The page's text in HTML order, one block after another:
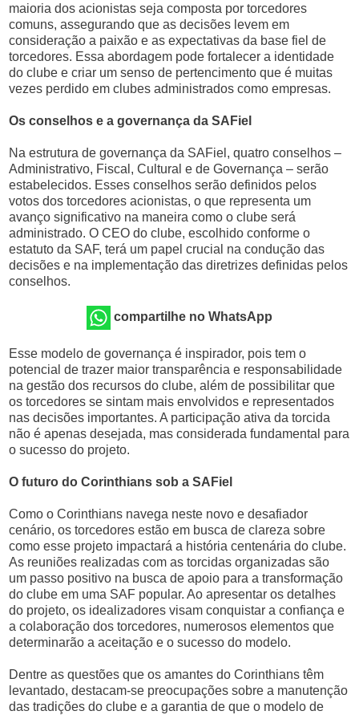
maioria dos acionistas seja composta por torcedores
comuns, assegurando que as decisões levem em
consideração a paixão e as expectativas da base fiel de
torcedores. Essa abordagem pode fortalecer a identidade
do clube e criar um senso de pertencimento que é muitas
vezes perdido em clubes administrados como empresas.
Os conselhos e a governança da SAFiel
Na estrutura de governança da SAFiel, quatro conselhos –
Administrativo, Fiscal, Cultural e de Governança – serão
estabelecidos. Esses conselhos serão definidos pelos
votos dos torcedores acionistas, o que representa um
avanço significativo na maneira como o clube será
administrado. O CEO do clube, escolhido conforme o
estatuto da SAF, terá um papel crucial na condução das
decisões e na implementação das diretrizes definidas pelos
conselhos.
compartilhe no WhatsApp
Esse modelo de governança é inspirador, pois tem o
potencial de trazer maior transparência e responsabilidade
na gestão dos recursos do clube, além de possibilitar que
os torcedores se sintam mais envolvidos e representados
nas decisões importantes. A participação ativa da torcida
não é apenas desejada, mas considerada fundamental para
o sucesso do projeto.
O futuro do Corinthians sob a SAFiel
Como o Corinthians navega neste novo e desafiador
cenário, os torcedores estão em busca de clareza sobre
como esse projeto impactará a história centenária do clube.
As reuniões realizadas com as torcidas organizadas são
um passo positivo na busca de apoio para a transformação
do clube em uma SAF popular. Ao apresentar os detalhes
do projeto, os idealizadores visam conquistar a confiança e
a colaboração dos torcedores, numerosos elementos que
determinarão a aceitação e o sucesso do modelo.
Dentre as questões que os amantes do Corinthians têm
levantado, destacam-se preocupações sobre a manutenção
das tradições do clube e a garantia de que o modelo de